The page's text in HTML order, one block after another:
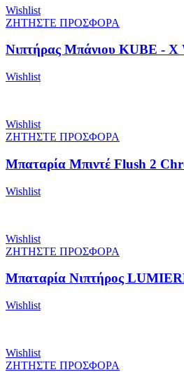
Wishlist
ΖΗΤΗΣΤΕ ΠΡΟΣΦΟΡΑ
Νιπτήρας Μπάνιου KUBE -
Wishlist
Wishlist
ΖΗΤΗΣΤΕ ΠΡΟΣΦΟΡΑ
Μπαταρία Μπιντέ Flush 2
Wishlist
Wishlist
ΖΗΤΗΣΤΕ ΠΡΟΣΦΟΡΑ
Μπαταρία Νιπτήρος
Wishlist
Wishlist
ΖΗΤΗΣΤΕ ΠΡΟΣΦΟΡΑ